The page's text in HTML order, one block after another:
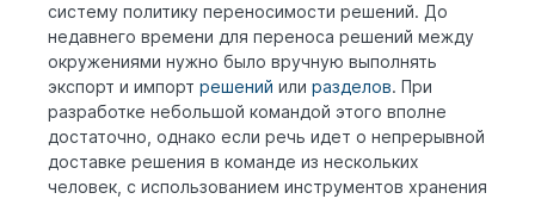
систему политику переносимости решений. До
недавнего времени для переноса решений между
окружениями нужно было вручную выполнять
экспорт и импорт решений или разделов. При
разработке небольшой командой этого вполне
достаточно, однако если речь идет о непрерывной
доставке решения в команде из нескольких
человек, с использованием инструментов хранения